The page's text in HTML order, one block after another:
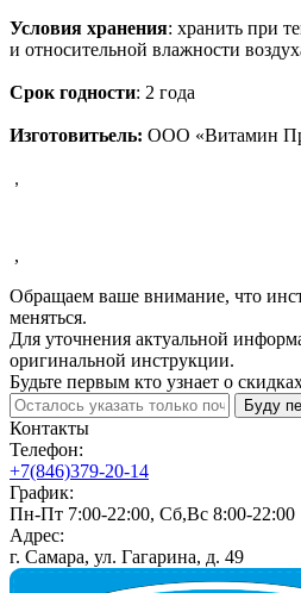
Условия хранения: хранить при
и относительной влажности
Срок годности: 2 года
Изготовитьель: ООО «Витамин
,
,
Обращаем ваше внимание, что
меняться.
Для уточнения актуальной
оригинальной инструкции.
Будьте первым кто узнает о
Буду
Контакты
Телефон:
+7(846)379-20-14
График:
Пн-Пт 7:00-22:00, Сб,Вс 8:00-22:00
Адрес:
г. Самара, ул. Гагарина, д. 49